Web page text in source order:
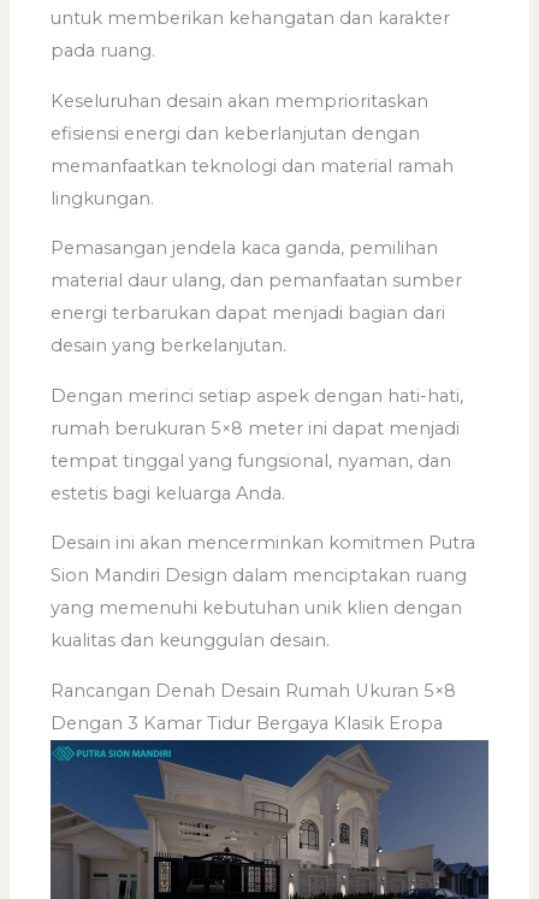
untuk memberikan kehangatan dan karakter
pada ruang.
Keseluruhan desain akan memprioritaskan
efisiensi energi dan keberlanjutan dengan
memanfaatkan teknologi dan material ramah
lingkungan.
Pemasangan jendela kaca ganda, pemilihan
material daur ulang, dan pemanfaatan sumber
energi terbarukan dapat menjadi bagian dari
desain yang berkelanjutan.
Dengan merinci setiap aspek dengan hati-hati,
rumah berukuran 5×8 meter ini dapat menjadi
tempat tinggal yang fungsional, nyaman, dan
estetis bagi keluarga Anda.
Desain ini akan mencerminkan komitmen Putra
Sion Mandiri Design dalam menciptakan ruang
yang memenuhi kebutuhan unik klien dengan
kualitas dan keunggulan desain.
Rancangan Denah Desain Rumah Ukuran 5×8
Dengan 3 Kamar Tidur Bergaya Klasik Eropa